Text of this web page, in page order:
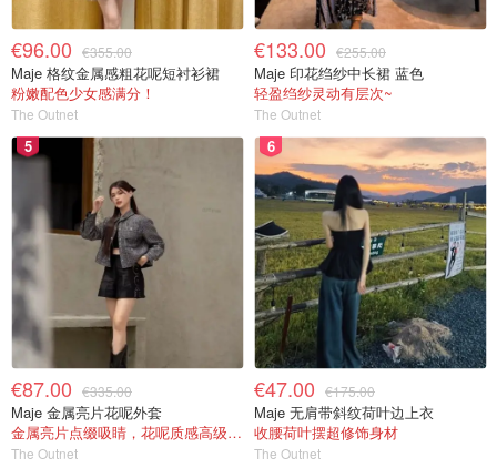
€96.00 €355.00
Maje 格纹金属感粗花呢短衬衫裙
粉嫩配色少女感满分！
The Outnet
€133.00 €255.00
Maje 印花绉纱中长裙 蓝色
轻盈绉纱灵动有层次~
The Outnet
5
€87.00 €335.00
Maje 金属亮片花呢外套
金属亮片点缀吸睛，花呢质感高级又显贵
The Outnet
6
€47.00 €175.00
Maje 无肩带斜纹荷叶边上衣
收腰荷叶摆超修饰身材
The Outnet